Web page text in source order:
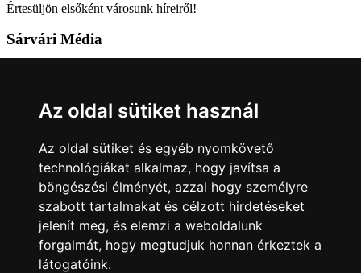
Az oldal sütiket használ
Az oldal sütiket és egyéb nyomkövető
technológiákat alkalmaz, hogy javítsa a
böngészési élményét, azzal hogy személyre
szabott tartalmakat és célzott hirdetéseket
jelenít meg, és elemzi a weboldalunk
forgalmát, hogy megtudjuk honnan érkeztek a
látogatóink.
Értesüljön elsőként városunk híreiről!
Sárvári Média
Kövess minket!
Sárvár lendületben Sárvár lendületben
Nyilatkozatok
Impresszum Felhasználási feltételek Adatkezelési tájékoztató
Akadálymentesítési nyilatkozat